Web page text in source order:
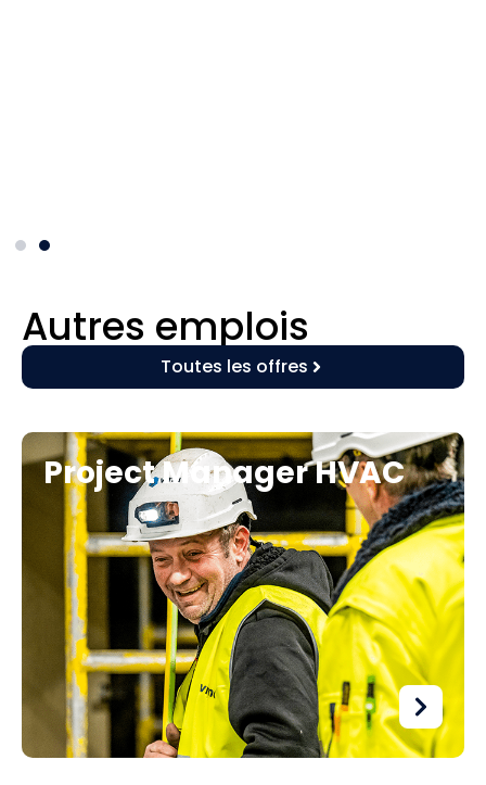
Autres emplois
Toutes les offres
Project Manager HVAC